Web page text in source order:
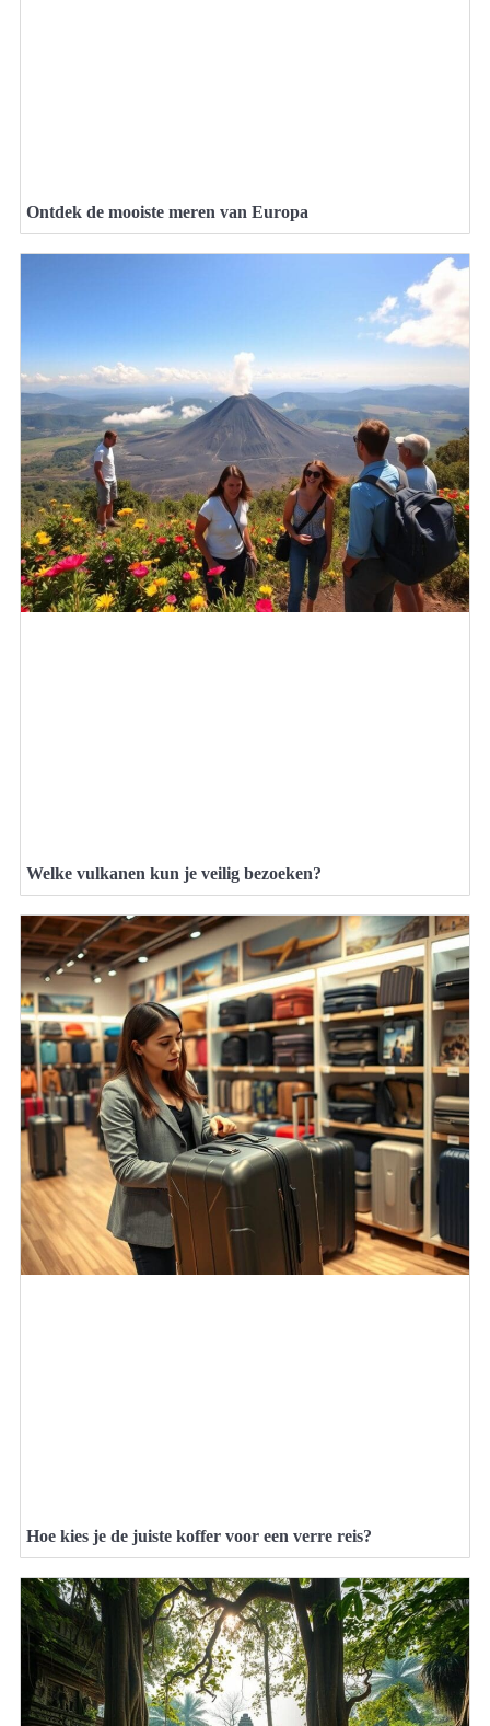
Ontdek de mooiste meren van Europa
Welke vulkanen kun je veilig bezoeken?
Hoe kies je de juiste koffer voor een verre reis?